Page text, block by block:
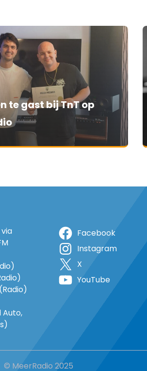
te gast bij TnT op
Auto,
Facebook
Instagram
X
YouTube
© MeerRadio 2025